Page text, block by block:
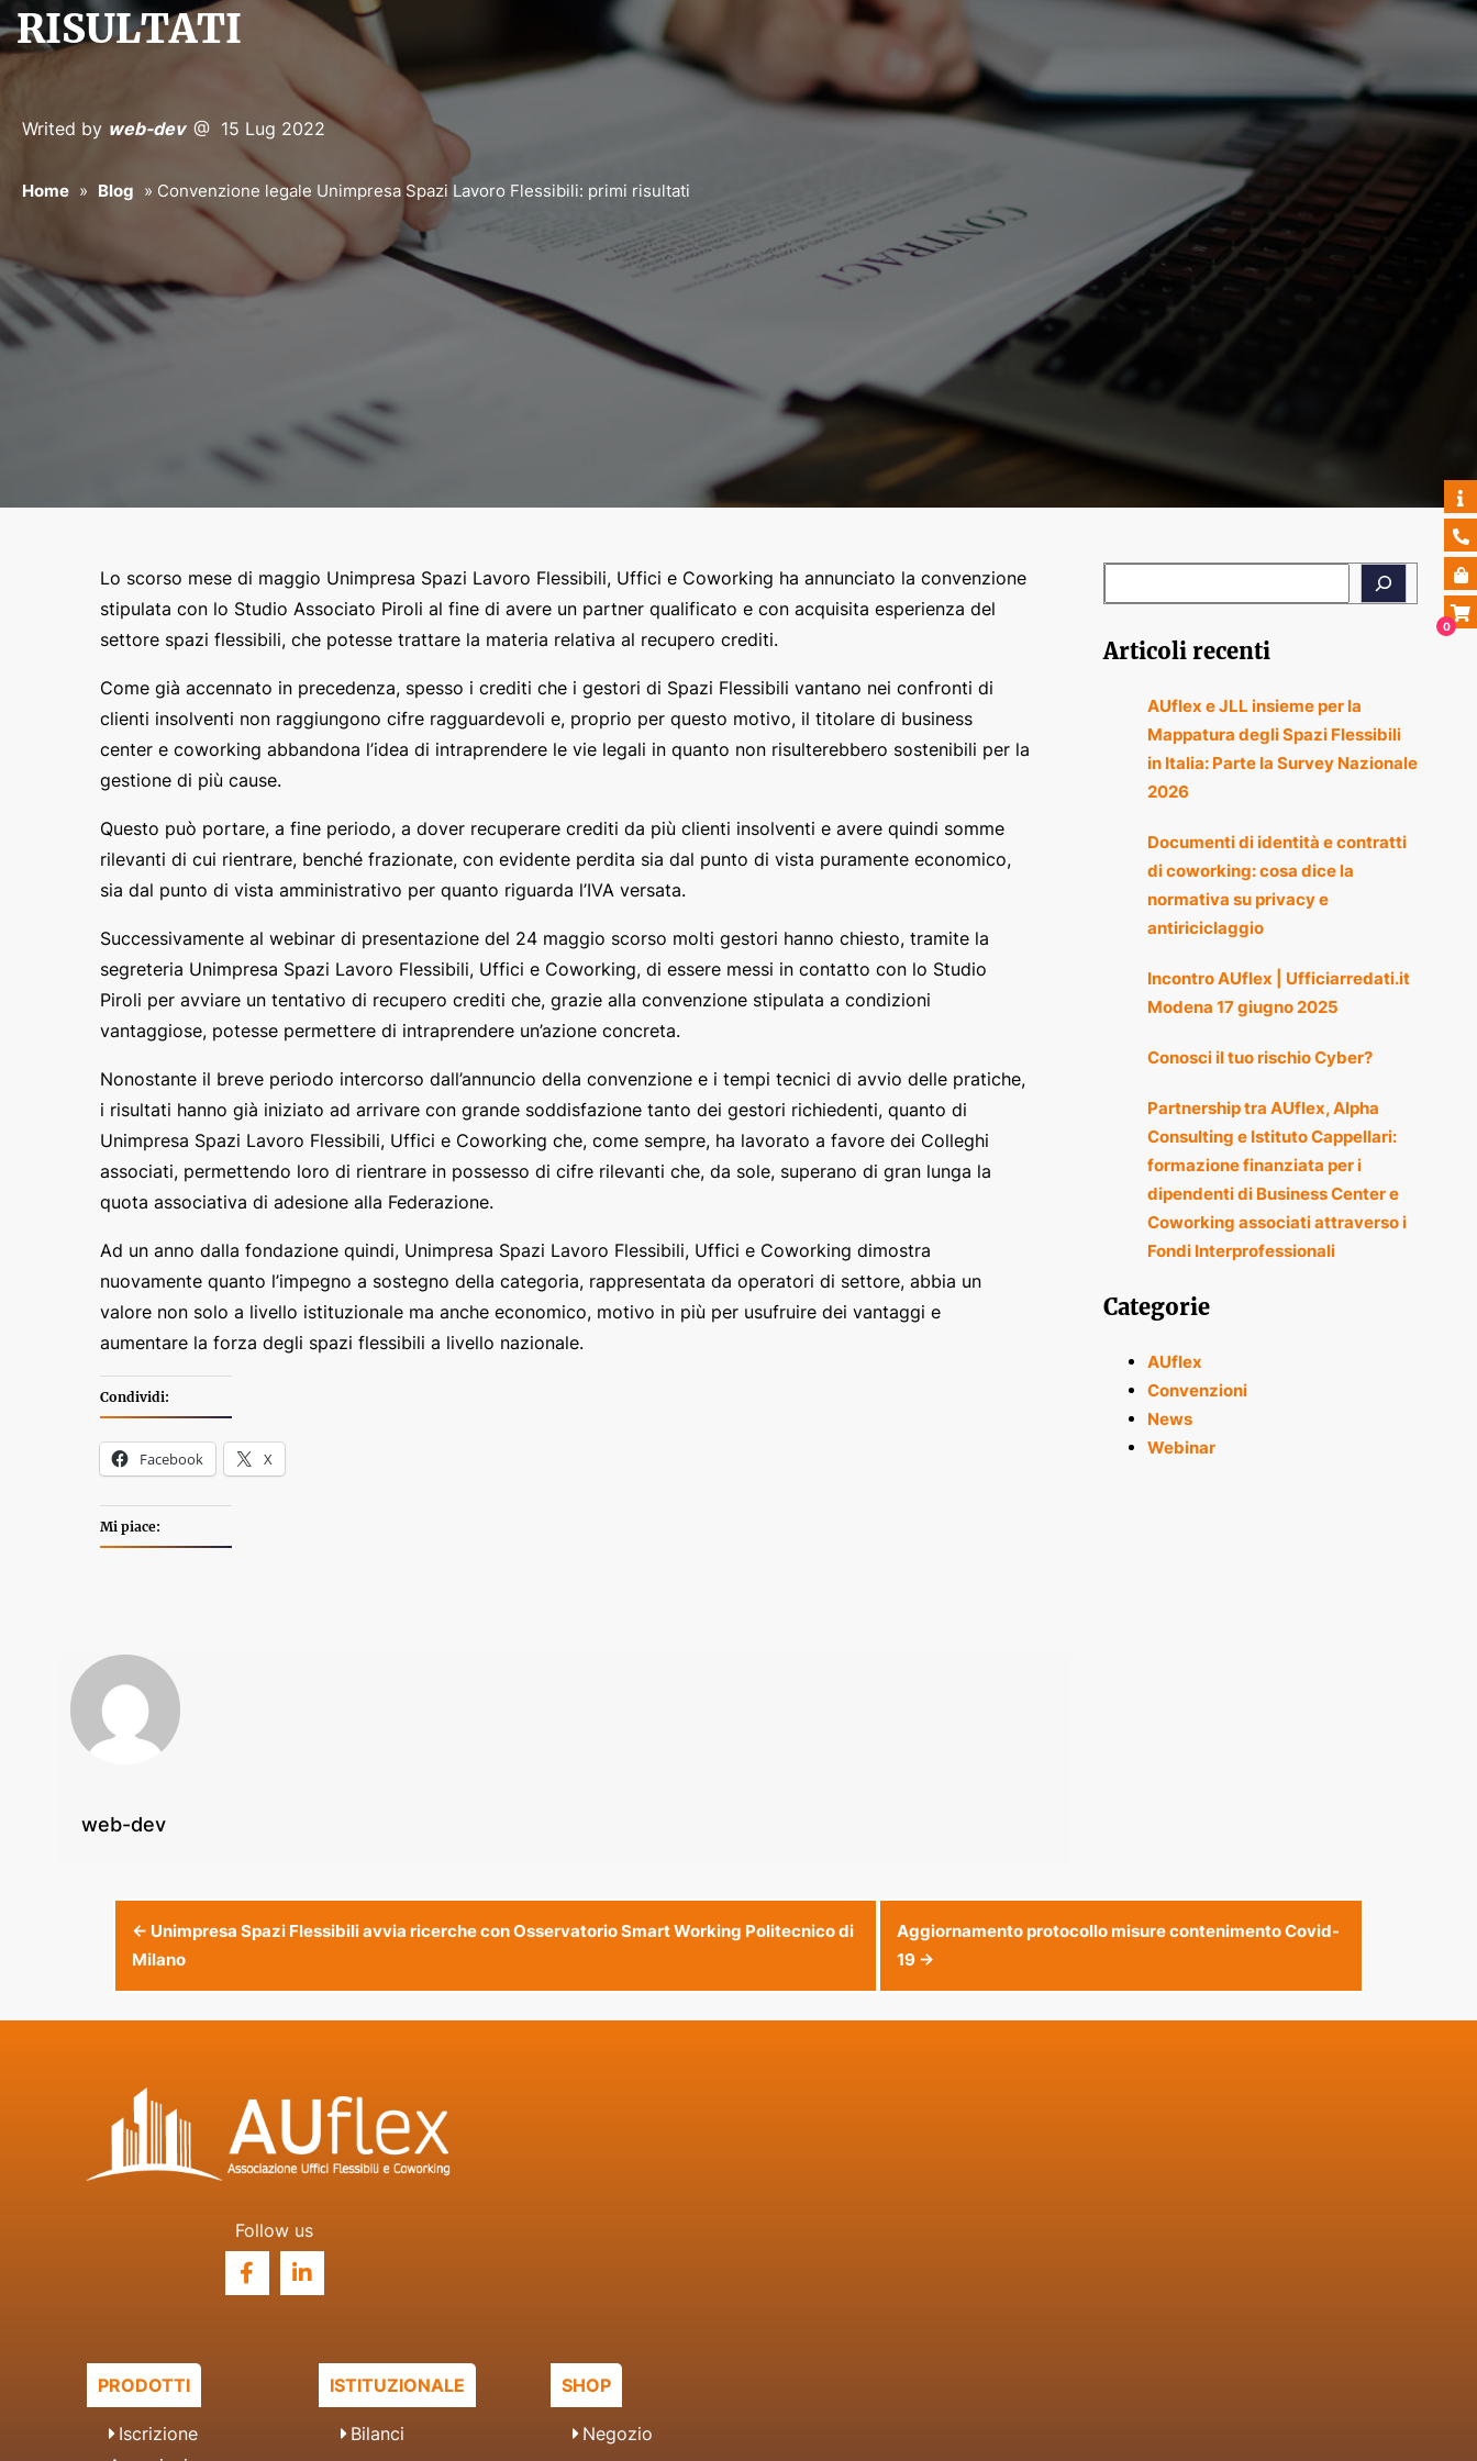
0
RISULTATI
Writed by web-dev @ 15 Lug 2022
Home » Blog » Convenzione legale Unimpresa Spazi Lavoro Flessibili: primi risultati
Lo scorso mese di maggio Unimpresa Spazi Lavoro Flessibili, Uffici e Coworking ha annunciato la convenzione
stipulata con lo Studio Associato Piroli al fine di avere un partner qualificato e con acquisita esperienza del
settore spazi flessibili, che potesse trattare la materia relativa al recupero crediti.
Come già accennato in precedenza, spesso i crediti che i gestori di Spazi Flessibili vantano nei confronti di
clienti insolventi non raggiungono cifre ragguardevoli e, proprio per questo motivo, il titolare di business
center e coworking abbandona l’idea di intraprendere le vie legali in quanto non risulterebbero sostenibili per la
gestione di più cause.
Questo può portare, a fine periodo, a dover recuperare crediti da più clienti insolventi e avere quindi somme
rilevanti di cui rientrare, benché frazionate, con evidente perdita sia dal punto di vista puramente economico,
sia dal punto di vista amministrativo per quanto riguarda l’IVA versata.
Successivamente al webinar di presentazione del 24 maggio scorso molti gestori hanno chiesto, tramite la
segreteria Unimpresa Spazi Lavoro Flessibili, Uffici e Coworking, di essere messi in contatto con lo Studio
Piroli per avviare un tentativo di recupero crediti che, grazie alla convenzione stipulata a condizioni
vantaggiose, potesse permettere di intraprendere un’azione concreta.
Nonostante il breve periodo intercorso dall’annuncio della convenzione e i tempi tecnici di avvio delle pratiche,
i risultati hanno già iniziato ad arrivare con grande soddisfazione tanto dei gestori richiedenti, quanto di
Unimpresa Spazi Lavoro Flessibili, Uffici e Coworking che, come sempre, ha lavorato a favore dei Colleghi
associati, permettendo loro di rientrare in possesso di cifre rilevanti che, da sole, superano di gran lunga la
quota associativa di adesione alla Federazione.
Ad un anno dalla fondazione quindi, Unimpresa Spazi Lavoro Flessibili, Uffici e Coworking dimostra
nuovamente quanto l’impegno a sostegno della categoria, rappresentata da operatori di settore, abbia un
valore non solo a livello istituzionale ma anche economico, motivo in più per usufruire dei vantaggi e
aumentare la forza degli spazi flessibili a livello nazionale.
Condividi:
Facebook X
Mi piace:
web-dev
Articoli recenti
AUflex e JLL insieme per la
Mappatura degli Spazi Flessibili
in Italia: Parte la Survey Nazionale
2026
Documenti di identità e contratti
di coworking: cosa dice la
normativa su privacy e
antiriciclaggio
Incontro AUflex | Ufficiarredati.it
Modena 17 giugno 2025
Conosci il tuo rischio Cyber?
Partnership tra AUflex, Alpha
Consulting e Istituto Cappellari:
formazione finanziata per i
dipendenti di Business Center e
Coworking associati attraverso i
Fondi Interprofessionali
Categorie
AUflex
Convenzioni
News
Webinar
Post
← Unimpresa Spazi Flessibili avvia ricerche con Osservatorio Smart Working Politecnico di
Milano
Aggiornamento protocollo misure contenimento Covid-
19 →
Follow us
PRODOTTI
Iscrizione
ISTITUZIONALE
Bilanci
SHOP
Negozio